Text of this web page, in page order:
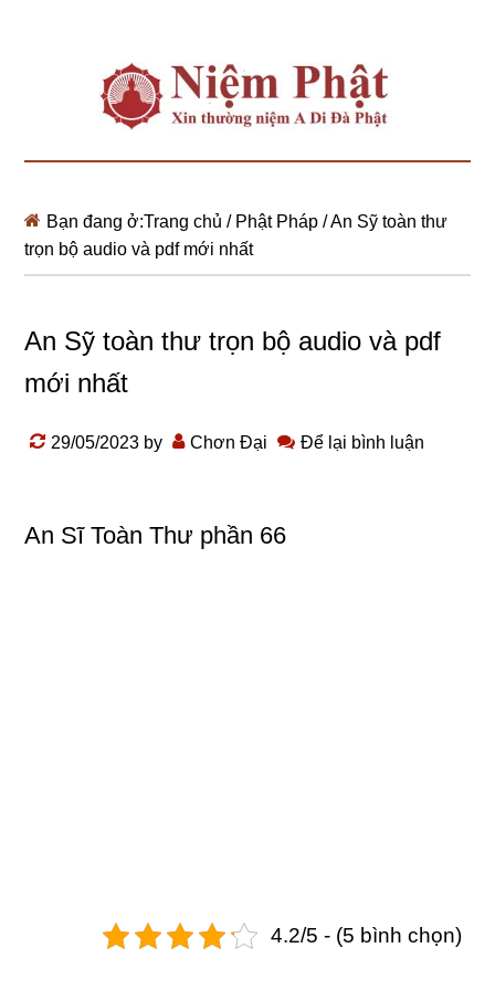
Bạn đang ở:Trang chủ / Phật Pháp /An Sỹ toàn thư
trọn bộ audio và pdf mới nhất
An Sỹ toàn thư trọn bộ audio và pdf
mới nhất
29/05/2023 by Chơn Đại Để lại bình luận
An Sĩ Toàn Thư phần 66
4.2/5 - (5 bình chọn)